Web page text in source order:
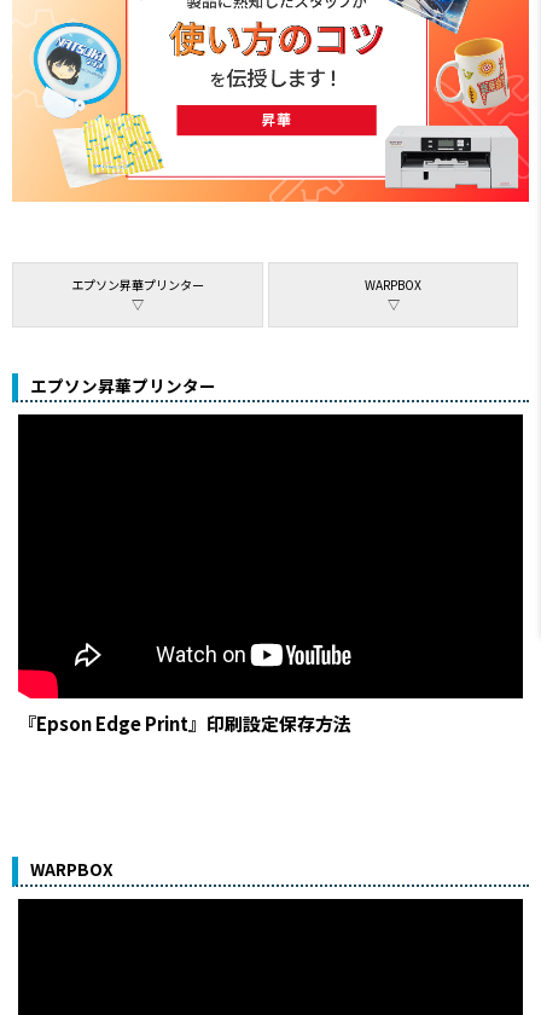
エプソン昇華プリンター
▽
WARPBOX
▽
エプソン昇華プリンター
『Epson Edge Print』印刷設定保存方法
WARPBOX